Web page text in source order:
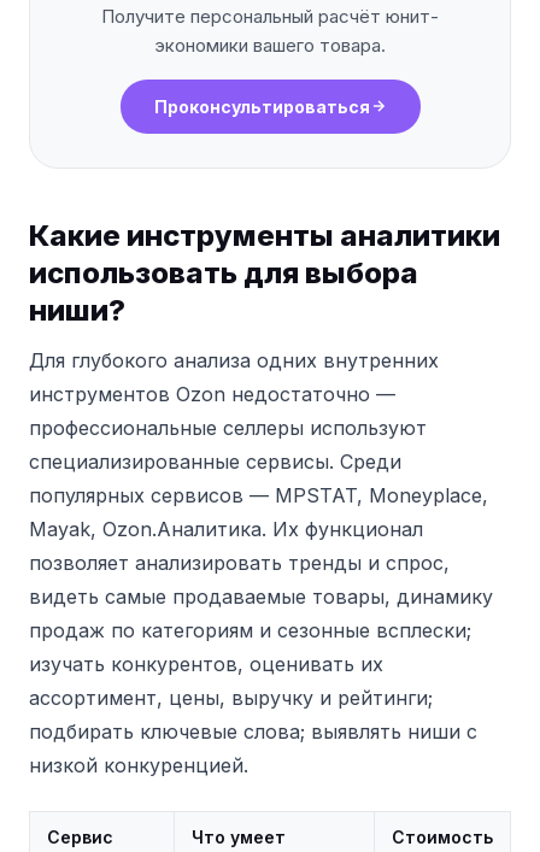
Получите персональный расчёт юнит-
экономики вашего товара.
Проконсультироваться
Какие инструменты аналитики
использовать для выбора
ниши?
Для глубокого анализа одних внутренних
инструментов Ozon недостаточно —
профессиональные селлеры используют
специализированные сервисы. Среди
популярных сервисов — MPSTAT, Moneyplace,
Mayak, Ozon.Аналитика. Их функционал
позволяет анализировать тренды и спрос,
видеть самые продаваемые товары, динамику
продаж по категориям и сезонные всплески;
изучать конкурентов, оценивать их
ассортимент, цены, выручку и рейтинги;
подбирать ключевые слова; выявлять ниши с
низкой конкуренцией.
Сервис Что умеет Стоимость